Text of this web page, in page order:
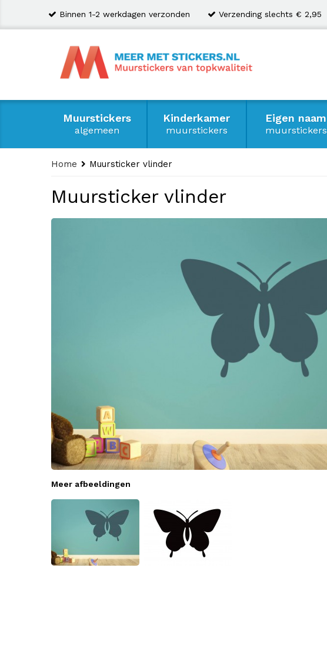
Binnen 1-2 werkdagen verzonden Verzending slechts € 2,95
Muurstickers
algemeen
Kinderkamer
muurstickers
Eigen naam
muurstickers
Home Muursticker vlinder
Muursticker vlinder
Meer afbeeldingen